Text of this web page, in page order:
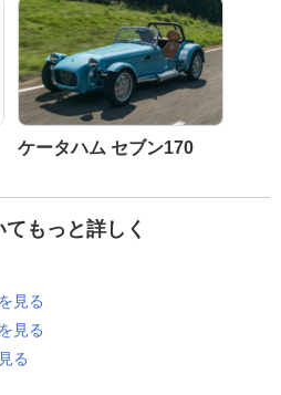
ケータハム セブン170
もっと詳しく
見る
見る
る